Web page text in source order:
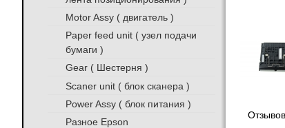
Motor Assy ( двигатель )
Paper feed unit ( узел подачи
бумаги )
Gear ( Шестерня )
Scaner unit ( блок сканера )
Power Assy ( блок питания )
Разное Epson